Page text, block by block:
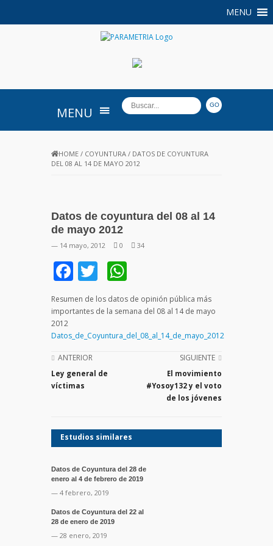
MENU
PARAMETRIA
MENU
HOME / COYUNTURA / DATOS DE COYUNTURA
DEL 08 AL 14 DE MAYO 2012
Datos de coyuntura del 08 al 14
de mayo 2012
— 14 mayo, 2012 0 34
Facebook
Twitter
Resumen de los datos de opinión pública más
importantes de la semana del 08 al 14 de mayo
2012
Datos_de_Coyuntura_del_08_al_14_de_mayo_2012
ANTERIOR
Ley general de
víctimas
SIGUIENTE
El movimiento
#Yosoy132 y el voto
de los jóvenes
Estudios similares
Datos de Coyuntura del 28 de
enero al 4 de febrero de 2019
— 4 febrero, 2019
Datos de Coyuntura del 22 al
28 de enero de 2019
— 28 enero, 2019